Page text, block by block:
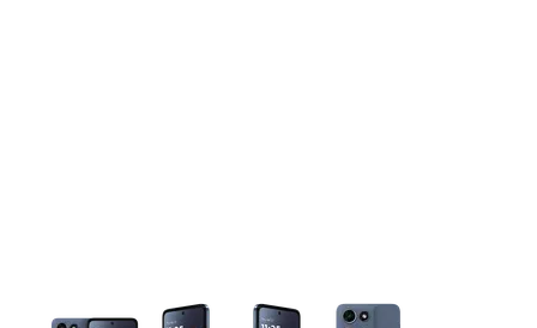
This carousel contains a column of small thumbnails. Selecting a